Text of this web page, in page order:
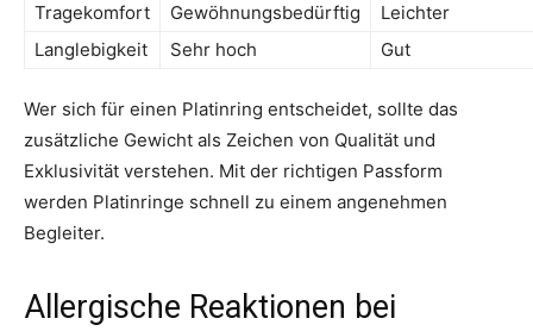
Tragekomfort
Gewöhnungsbedürftig
Leichter
Langlebigkeit
Sehr hoch Gut
Wer sich für einen Platinring entscheidet, sollte das
zusätzliche Gewicht als Zeichen von Qualität und
Exklusivität verstehen. Mit der richtigen Passform
werden Platinringe schnell zu einem angenehmen
Begleiter.
Allergische Reaktionen bei